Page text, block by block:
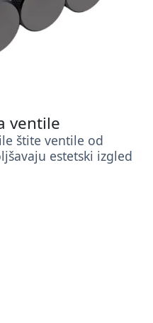
ventile
štite ventile od
estetski izgled